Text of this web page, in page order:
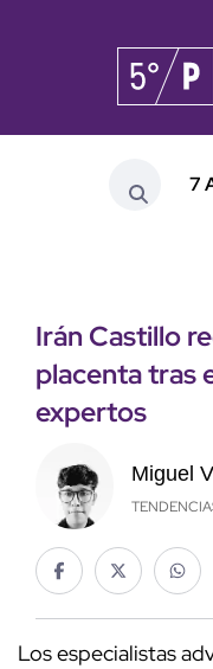
7
Irán Castillo
placenta tras
expertos
Miguel
Los especialistas